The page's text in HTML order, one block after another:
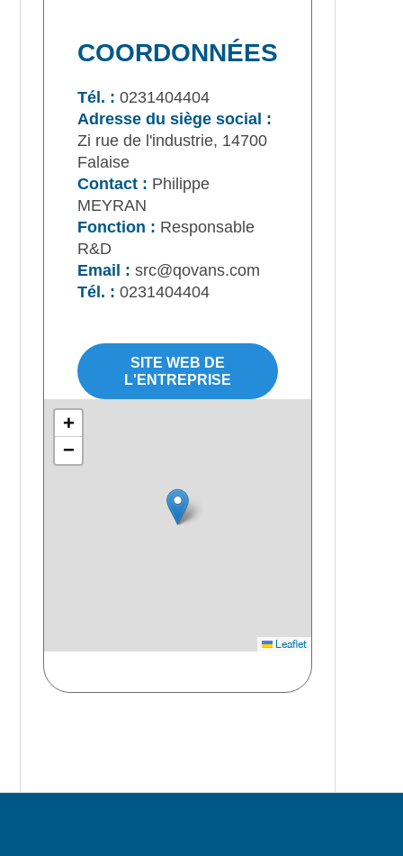
COORDONNÉES
Tél. : 0231404404
Adresse du siège social :
Zi rue de l'industrie, 14700
Falaise
Contact : Philippe
MEYRAN
Fonction : Responsable
R&D
Email : src@qovans.com
Tél. : 0231404404
SITE WEB DE
L'ENTREPRISE
+
−
Leaflet